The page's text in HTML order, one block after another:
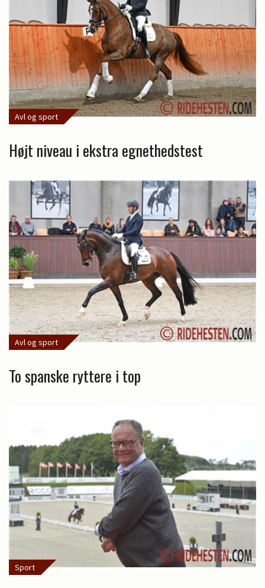
Avl og sport
Højt niveau i ekstra egnethedstest
Avl og sport
To spanske ryttere i top
Sport